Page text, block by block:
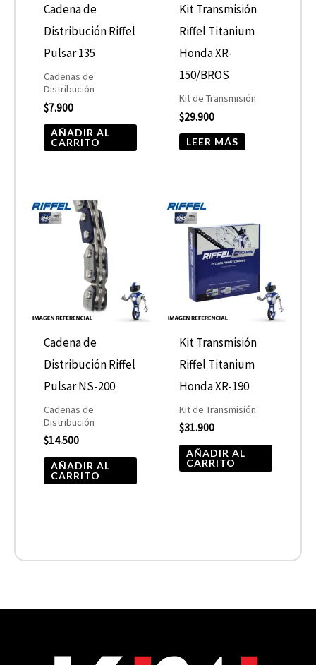
Cadena de
Distribución Riffel
Pulsar 135
Cadenas de
Distribución
$7.900
AÑADIR AL
CARRITO
Kit Transmisión
Riffel Titanium
Honda XR-
150/BROS
Kit de Transmisión
$29.900
LEER MÁS
Cadena de
Distribución Riffel
Pulsar NS-200
Cadenas de
Distribución
$14.500
AÑADIR AL
CARRITO
Kit Transmisión
Riffel Titanium
Honda XR-190
Kit de Transmisión
$31.900
AÑADIR AL
CARRITO